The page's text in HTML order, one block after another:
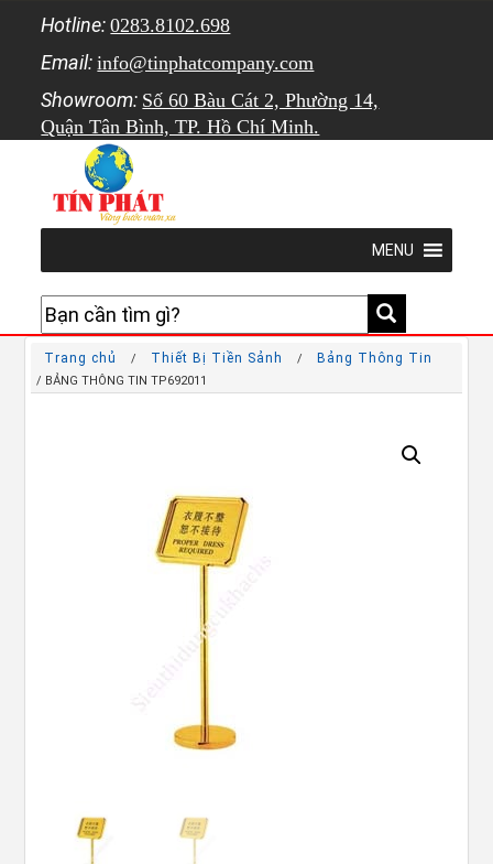
Hotline: 0283.8102.698
Email: info@tinphatcompany.com
Showroom: Số 60 Bàu Cát 2, Phường 14,
Quận Tân Bình, TP. Hồ Chí Minh.
MENU
Trang chủ / Thiết Bị Tiền Sảnh / Bảng Thông Tin
/ BẢNG THÔNG TIN TP692011